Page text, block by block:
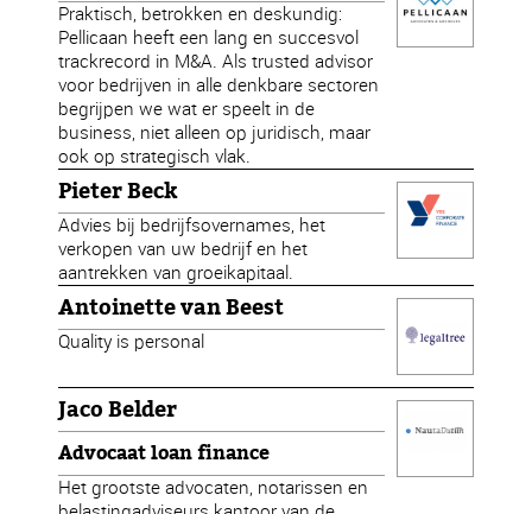
Praktisch, betrokken en deskundig:
Pellicaan heeft een lang en succesvol
trackrecord in M&A. Als trusted advisor
voor bedrijven in alle denkbare sectoren
begrijpen we wat er speelt in de
business, niet alleen op juridisch, maar
ook op strategisch vlak.
Pieter Beck
Advies bij bedrijfsovernames, het
verkopen van uw bedrijf en het
aantrekken van groeikapitaal.
Antoinette van Beest
Quality is personal
Jaco Belder
Advocaat loan finance
Het grootste advocaten, notarissen en